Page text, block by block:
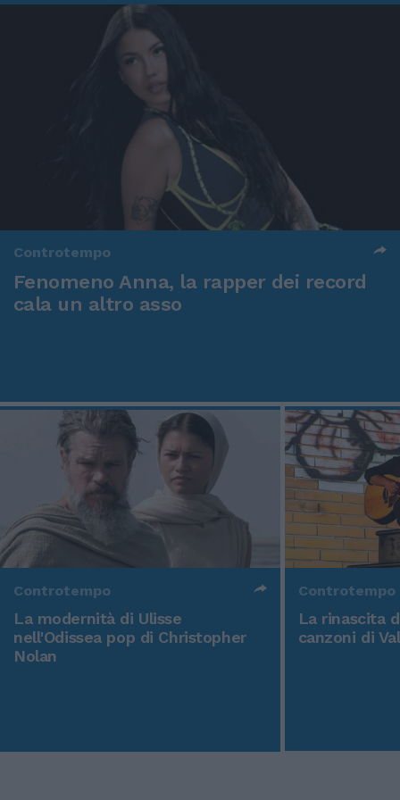
Controtempo
Fenomeno Anna, la rapper dei record
cala un altro asso
Controtempo
La modernità di Ulisse
nell'Odissea pop di Christopher
Nolan
Controtempo
La rinascita
canzoni di